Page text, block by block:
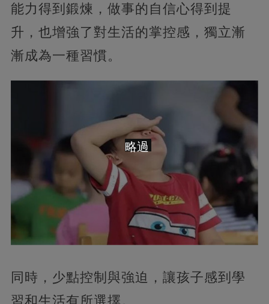
能力得到鍛煉，做事的自信心得到提
升，也增強了對生活的掌控感，獨立漸
漸成為一種習慣。
同時，少點控制與強迫，讓孩子感到學
習和生活有所選擇。
略過